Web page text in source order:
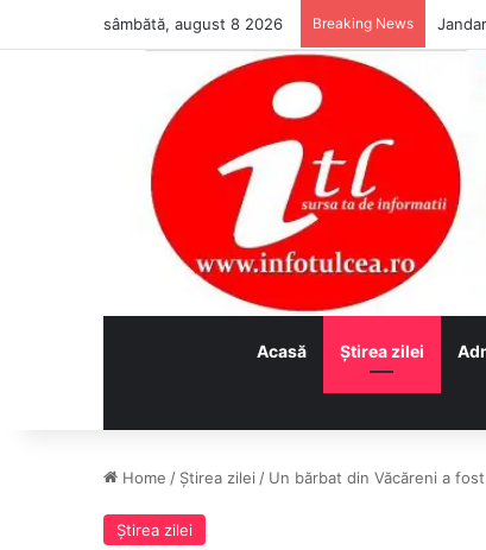
sâmbătă, august 8 2026 Breaking News
Acasă Ştirea zilei
Home / Ştirea zilei / Un bărbat din Văcăreni a
Ştirea zilei